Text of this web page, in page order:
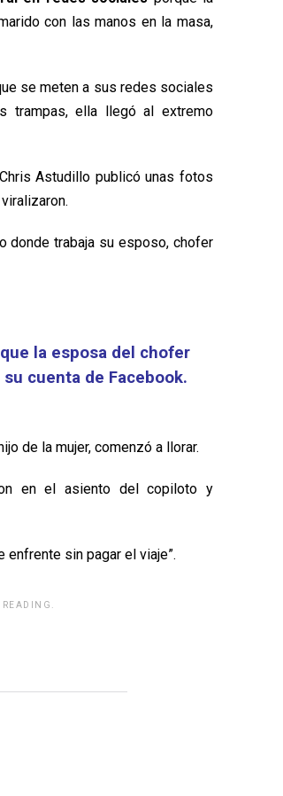
con las manos en la masa,
se meten a sus redes sociales
trampas, ella llegó al extremo
Astudillo publicó unas fotos
donde trabaja su esposo, chofer
la esposa del chofer
cuenta de Facebook.
de la mujer, comenzó a llorar.
en el asiento del copiloto y
enfrente sin pagar el viaje”.